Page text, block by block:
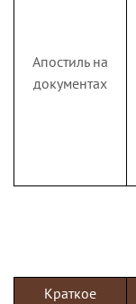
Апостиль на
документах
Краткое